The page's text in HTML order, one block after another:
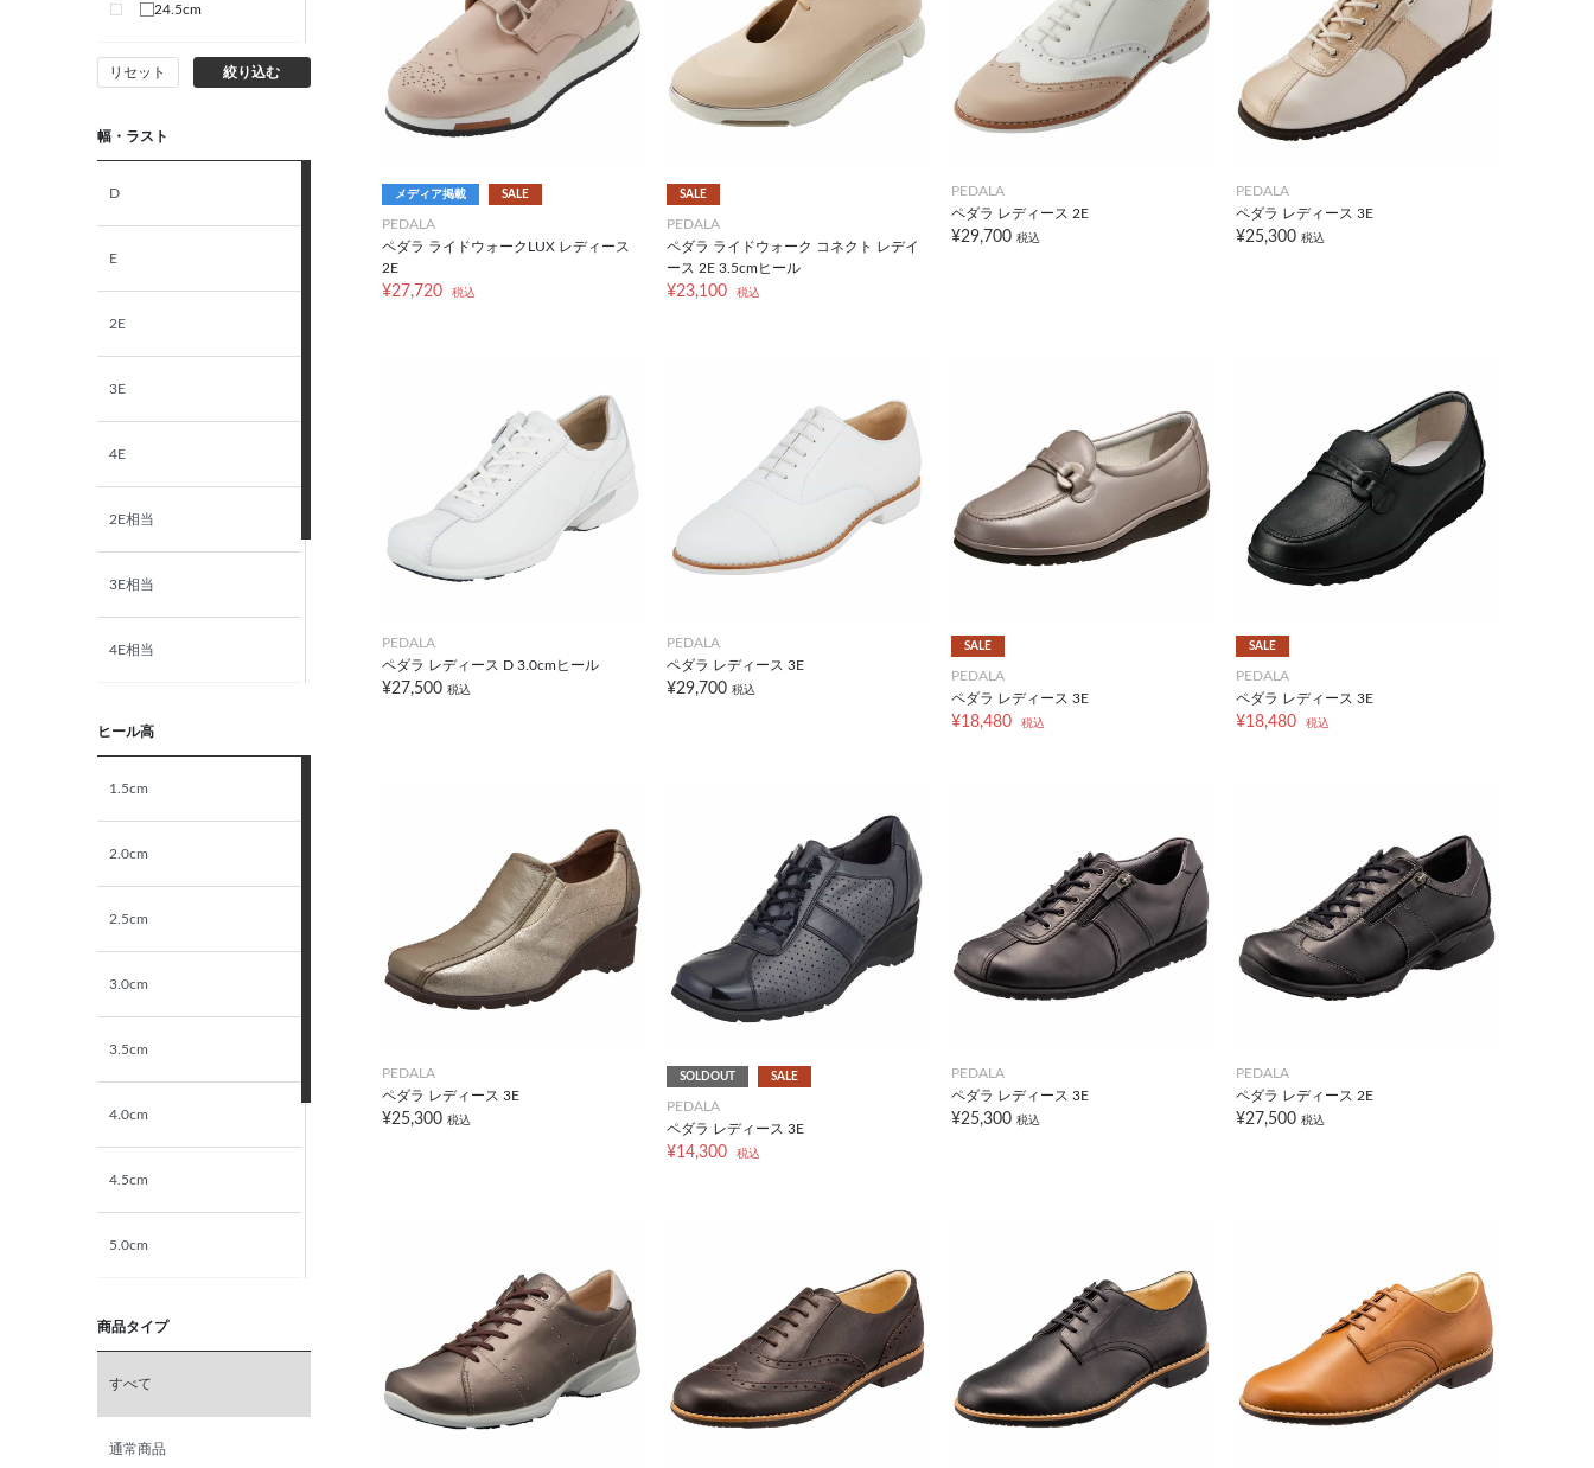
24.5cm
25.0cm
リセット 絞り込む
幅・ラスト
D
E
2E
3E
4E
2E相当
3E相当
4E相当
ヒール高
1.5cm
2.0cm
2.5cm
3.0cm
3.5cm
4.0cm
4.5cm
5.0cm
6.0cm
6.5cm
商品タイプ
すべて
通常商品
メディア掲載 SALE
PEDALA
ペダラ ライドウォークLUX レディース
2E
¥27,720 税込
SALE
PEDALA
ペダラ ライドウォーク コネクト レデイ
ース 2E 3.5cmヒール
¥23,100 税込
PEDALA
ペダラ レディース 2E
¥29,700 税込
PEDALA
ペダラ レディース 3E
¥25,300 税込
PEDALA
ペダラ レディース D 3.0cmヒール
¥27,500 税込
PEDALA
ペダラ レディース 3E
¥29,700 税込
SALE
PEDALA
ペダラ レディース 3E
¥18,480 税込
SALE
PEDALA
ペダラ レディース 3E
¥18,480 税込
PEDALA
ペダラ レディース 3E
¥25,300 税込
SOLDOUT SALE
PEDALA
ペダラ レディース 3E
¥14,300 税込
PEDALA
ペダラ レディース 3E
¥25,300 税込
PEDALA
ペダラ レディース 2E
¥27,500 税込